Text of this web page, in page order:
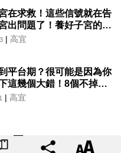
在求救！這些信號就在告
出問題了！養好子宮的方
們都要知道！
| 高宜
平台期？很可能是因為你
這幾個大錯！8個不掉秤
看看你有沒有踩雷！
| 高宜